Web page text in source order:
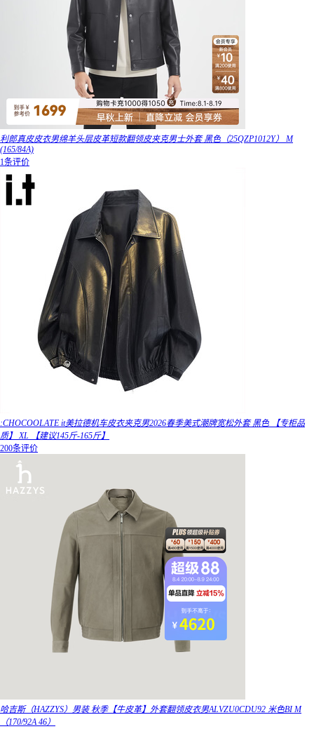
利郎真皮皮衣男绵羊头层皮革短款翻领皮夹克男士外套 黑色（25QZP1012Y） M
(165/84A)
1条评价
:CHOCOOLATE it美拉德机车皮衣夹克男2026春季美式潮牌宽松外套 黑色 【专柜品
质】 XL 【建议145斤-165斤】
200条评价
哈吉斯（HAZZYS）男装 秋季【牛皮革】外套翻领皮衣男ALVZU0CDU92 米色BI M
（170/92A 46）